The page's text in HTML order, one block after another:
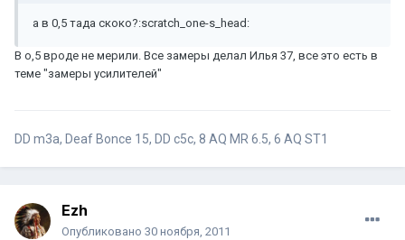
а в 0,5 тада скоко?:scratch_one-s_head:
В о,5 вроде не мерили. Все замеры делал Илья 37, все это есть в
теме "замеры усилителей"
DD m3a, Deaf Bonce 15, DD c5c, 8 AQ MR 6.5, 6 AQ ST1
Ezh
Опубликовано 30 ноября, 2011